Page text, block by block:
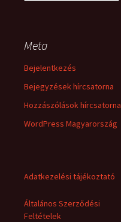
Meta
Bejelentkezés
Bejegyzések hírcsatorna
Hozzászólások hírcsatorna
WordPress Magyarország
Adatkezelési tájékoztató
Általános Szerződési
Feltételek